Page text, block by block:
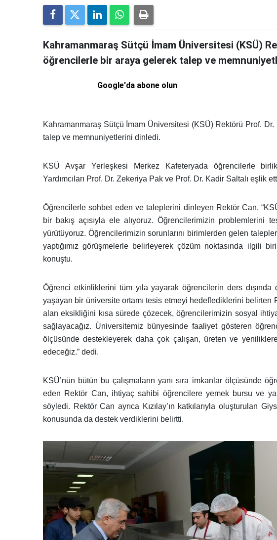
Kahramanmaraş Sütçü İmam Üniversitesi (KSÜ)
öğrencilerle bir araya gelerek talep ve
Google'da abone olun
Kahramanmaraş Sütçü İmam Üniversitesi (KSÜ) Rektörü Prof.
talep ve memnuniyetlerini dinledi.
KSÜ Avşar Yerleşkesi Merkez Kafeteryada öğrencilerle
Yardımcıları Prof. Dr. Zekeriya Pak ve Prof. Dr. Kadir Saltalı eşlik
Öğrencilerle sohbet eden ve taleplerini dinleyen Rektör Can,
bir bakış açısıyla ele alıyoruz. Öğrencilerimizin problemlerini
yürütüyoruz. Öğrencilerimizin sorunlarını birimlerden gelen
yaptığımız görüşmelerle belirleyerek çözüm noktasında ilgili
konuştu.
Öğrenci etkinliklerini tüm yıla yayarak öğrencilerin ders
yaşayan bir üniversite ortamı tesis etmeyi hedeflediklerini belirten
alan eksikliğini kısa sürede çözecek, öğrencilerimizin sosyal
sağlayacağız. Üniversitemiz bünyesinde faaliyet gösteren
ölçüsünde destekleyerek daha çok çalışan, üreten ve
edeceğiz.” dedi.
KSÜ’nün bütün bu çalışmaların yanı sıra imkanlar ölçüsünde
eden Rektör Can, ihtiyaç sahibi öğrencilere yemek bursu ve yarı
söyledi. Rektör Can ayrıca Kızılay’ın katkılarıyla oluşturulan
konusunda da destek verdiklerini belirtti.